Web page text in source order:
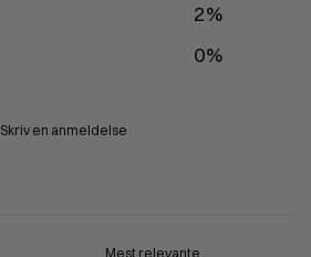
2%
0%
Skriv en anmeldelse